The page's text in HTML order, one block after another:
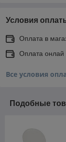
Условия
Оплата в
Оплата онлай
Все условия
Подобные